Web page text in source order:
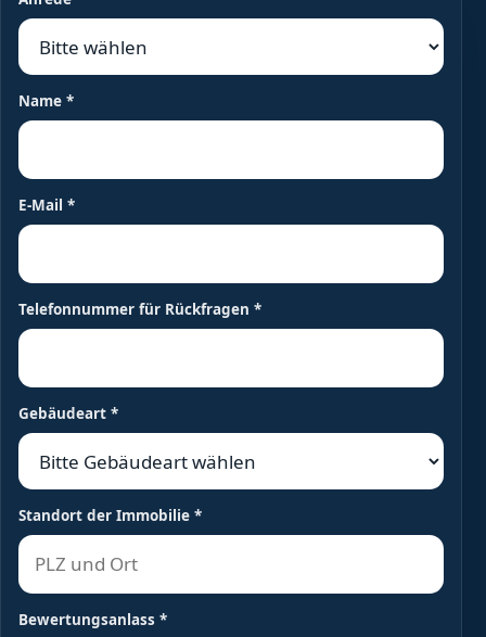
Name *
E-Mail *
Telefonnummer für Rückfragen *
Gebäudeart *
Standort der Immobilie *
Bewertungsanlass *